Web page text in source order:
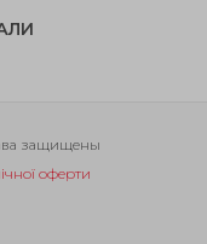
защищены
оферти